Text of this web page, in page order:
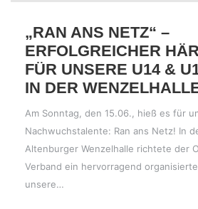
„RAN ANS NETZ“ –
ERFOLGREICHER
FÜR UNSERE U14 &
IN DER
Am Sonntag, den 15.06., hieß es für
Nachwuchstalente: Ran ans Netz! In
Altenburger Wenzelhalle richtete der
Verband ein hervorragend
unsere…